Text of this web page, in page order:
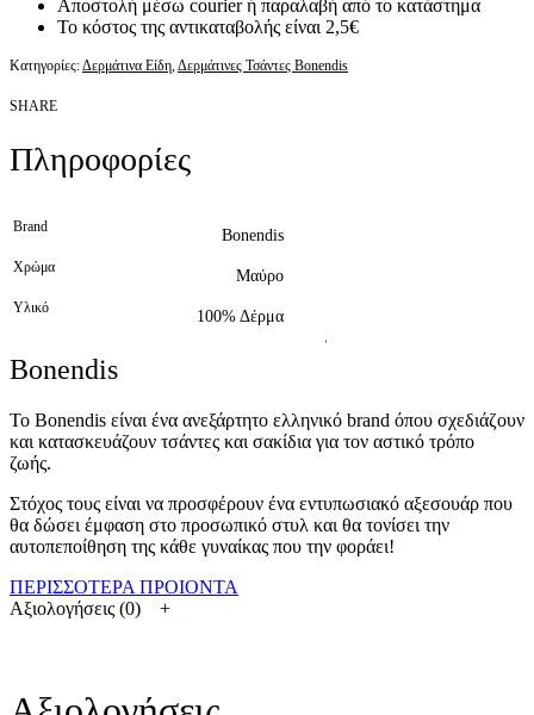
Αποστολή μέσω courier ή παραλαβή από το κατάστημα
Το κόστος της αντικαταβολής είναι 2,5€
Κατηγορίες:Δερμάτινα Είδη Δερμάτινες Τσάντες Bonendis
SHARE
Πληροφορίες
Brand Bonendis
Χρώμα Μαύρο
Υλικό 100% Δέρμα
Bonendis
Το Bonendis είναι ένα ανεξάρτητο ελληνικό brand όπου σχεδιάζoυν
και κατασκευάζουν τσάντες και σακίδια για τον αστικό τρόπο
ζωής.
Στόχος τους είναι να προσφέρουν ένα εντυπωσιακό αξεσουάρ που
θα δώσει έμφαση στο προσωπικό στυλ και θα τονίσει την
αυτοπεποίθηση της κάθε γυναίκας που την φοράει!
ΠΕΡΙΣΣΟΤΕΡΑ ΠΡΟΙΟΝΤΑ
Αξιολογήσεις (0)